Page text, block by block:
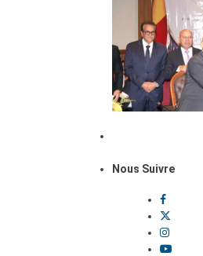
Nous Suivre